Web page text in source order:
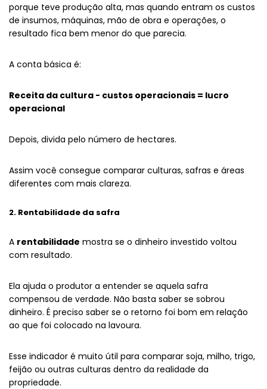
porque teve produção alta, mas quando entram os custos
de insumos, máquinas, mão de obra e operações, o
resultado fica bem menor do que parecia.
A conta básica é:
Receita da cultura - custos operacionais = lucro
operacional
Depois, divida pelo número de hectares.
Assim você consegue comparar culturas, safras e áreas
diferentes com mais clareza.
2. Rentabilidade da safra
A rentabilidade mostra se o dinheiro investido voltou
com resultado.
Ela ajuda o produtor a entender se aquela safra
compensou de verdade. Não basta saber se sobrou
dinheiro. É preciso saber se o retorno foi bom em relação
ao que foi colocado na lavoura.
Esse indicador é muito útil para comparar soja, milho, trigo,
feijão ou outras culturas dentro da realidade da
propriedade.